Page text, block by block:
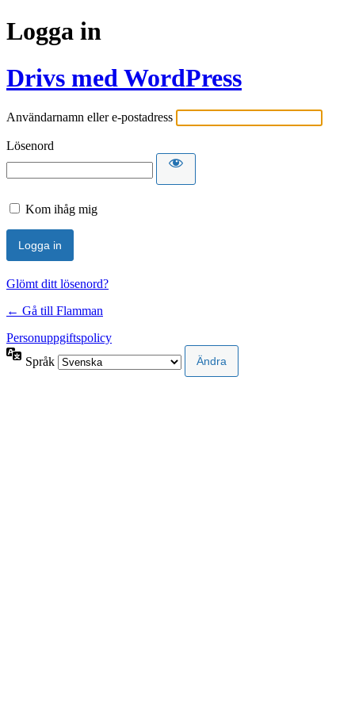
Logga in
Drivs med WordPress
Användarnamn eller e-postadress
Lösenord
Kom ihåg mig
Glömt ditt lösenord?
← Gå till Flamman
Personuppgiftspolicy
Språk